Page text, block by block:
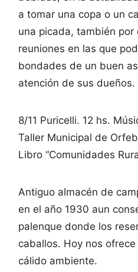
a tomar una copa o un
una picada, también por
reuniones en las que
bondades de un buen
atención de sus dueños.
8/11 Puricelli. 12 hs.
Taller Municipal de
Libro “Comunidades
Antiguo almacén de
en el año 1930 aun
palenque donde los
caballos. Hoy nos
cálido ambiente.